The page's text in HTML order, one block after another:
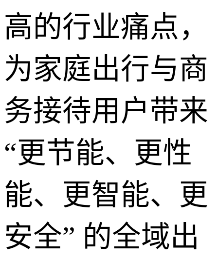
高的行业痛点，
为家庭出行与商
务接待用户带来
“更节能、更性
能、更智能、更
安全” 的全域出